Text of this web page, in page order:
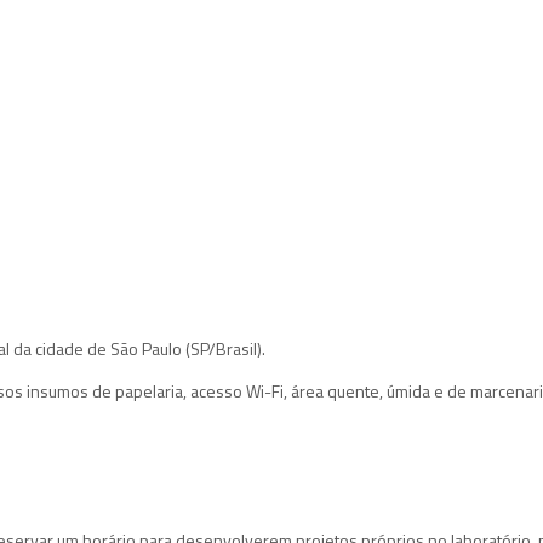
da cidade de São Paulo (SP/Brasil).
insumos de papelaria, acesso Wi-Fi, área quente, úmida e de